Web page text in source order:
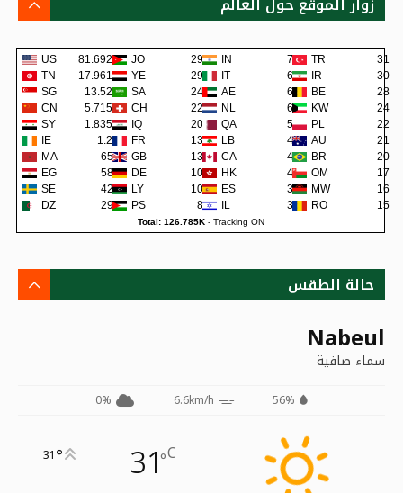
US 81.692K JO 293 IN 74 TR
31
TN
17.961K YE 291 IT 62 IR
30
SG
13.52K SA 243 AE 62 BE
28
CN
5.715K CH 220 NL 60 KW
24
SY
1.835K IQ 202 QA 57 PL
22
IE
1.2K FR 138 LB 48 AU
21
MA
659 GB 137 CA 45 BR
20
EG
581 DE 109 HK 42 OM
17
SE
422 LY 105 ES 38 MW
16
DZ
299 PS 80 IL 36 RO 15
Total: 126.785K- Tracking ON
حالة الطقس
Nabeul
سماء صافية
56%
6.6km/h
0%
31°C
31°